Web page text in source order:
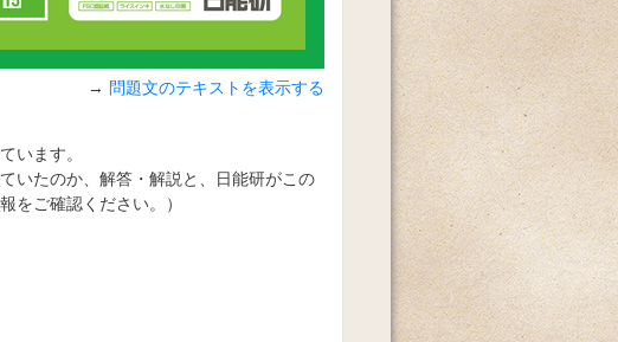
問題文のテキストを表示する
います。
いたのか、解答・解説と、日能研がこの
をご確認ください。）